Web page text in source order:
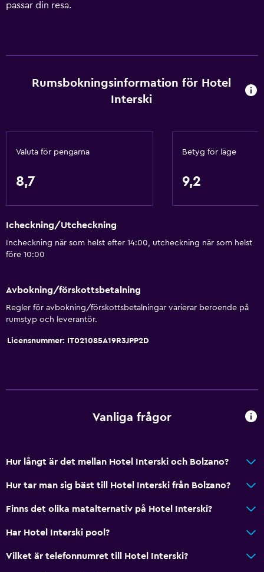
passar din resa.
Rumsbokningsinformation för Hotel
Interski
Valuta för pengarna
8,7
Betyg för läge
9,2
Icheckning/Utcheckning
Incheckning när som helst efter 14:00, utcheckning när som helst
före 10:00
Avbokning/förskottsbetalning
Regler för avbokning/förskottsbetalningar varierar beroende på
rumstyp och leverantör.
Licensnummer: IT021085A19R3JPP2D
Vanliga frågor
Hur långt är det mellan Hotel Interski och Bolzano?
Hur tar man sig bäst till Hotel Interski från Bolzano?
Finns det olika matalternativ på Hotel Interski?
Har Hotel Interski pool?
Vilket är telefonnumret till Hotel Interski?